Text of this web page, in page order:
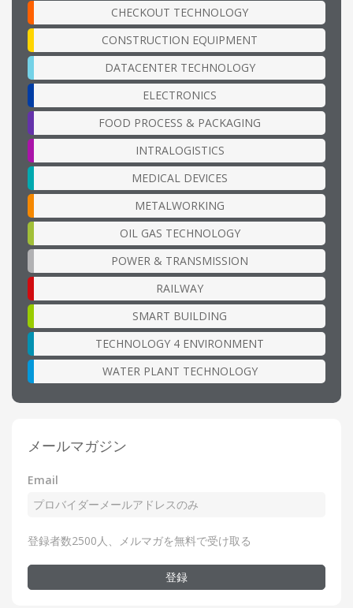
CHECKOUT TECHNOLOGY
CONSTRUCTION EQUIPMENT
DATACENTER TECHNOLOGY
ELECTRONICS
FOOD PROCESS & PACKAGING
INTRALOGISTICS
MEDICAL DEVICES
METALWORKING
OIL GAS TECHNOLOGY
POWER & TRANSMISSION
RAILWAY
SMART BUILDING
TECHNOLOGY 4 ENVIRONMENT
WATER PLANT TECHNOLOGY
メールマガジン
Email
登録者数2500人、メルマガを無料で受け取る
登録